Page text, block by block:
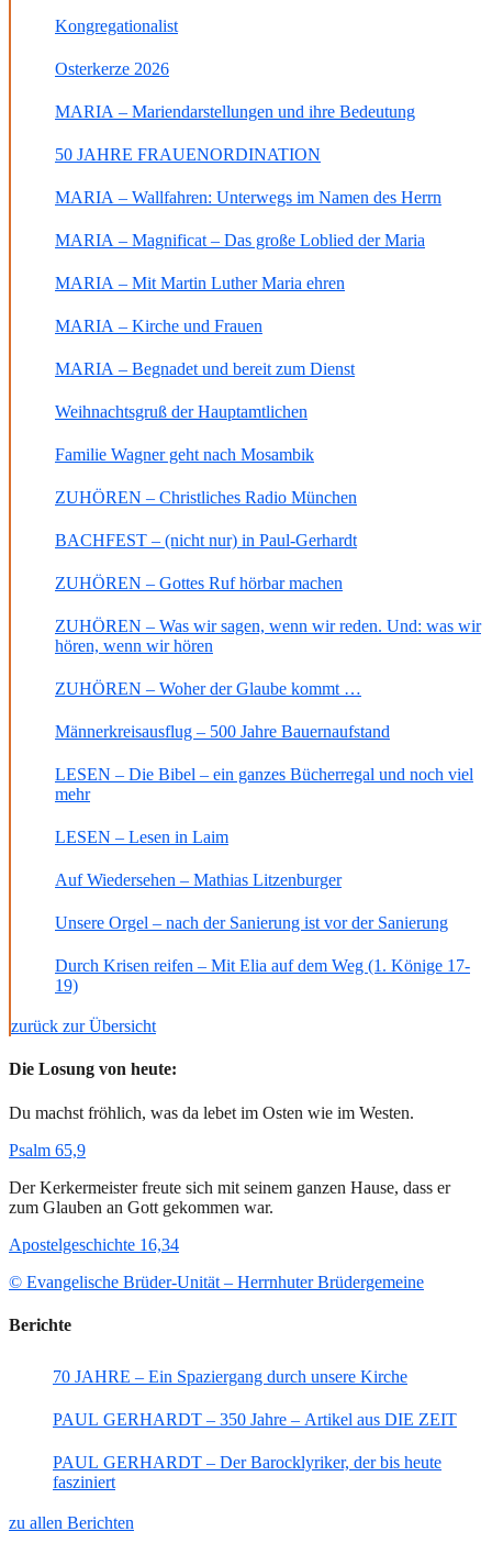
Kongregationalist
Osterkerze 2026
MARIA – Mariendarstellungen und ihre Bedeutung
50 JAHRE FRAUENORDINATION
MARIA – Wallfahren: Unterwegs im Namen des Herrn
MARIA – Magnificat – Das große Loblied der Maria
MARIA – Mit Martin Luther Maria ehren
MARIA – Kirche und Frauen
MARIA – Begnadet und bereit zum Dienst
Weihnachtsgruß der Hauptamtlichen
Familie Wagner geht nach Mosambik
ZUHÖREN – Christliches Radio München
BACHFEST – (nicht nur) in Paul-Gerhardt
ZUHÖREN – Gottes Ruf hörbar machen
ZUHÖREN – Was wir sagen, wenn wir reden. Und: was wir
hören, wenn wir hören
ZUHÖREN – Woher der Glaube kommt …
Männerkreisausflug – 500 Jahre Bauernaufstand
LESEN – Die Bibel – ein ganzes Bücherregal und noch viel
mehr
LESEN – Lesen in Laim
Auf Wiedersehen – Mathias Litzenburger
Unsere Orgel – nach der Sanierung ist vor der Sanierung
Durch Krisen reifen – Mit Elia auf dem Weg (1. Könige 17-
19)
zurück zur Übersicht
Die Losung von heute:
Du machst fröhlich, was da lebet im Osten wie im Westen.
Psalm 65,9
Der Kerkermeister freute sich mit seinem ganzen Hause, dass er
zum Glauben an Gott gekommen war.
Apostelgeschichte 16,34
© Evangelische Brüder-Unität – Herrnhuter Brüdergemeine
Berichte
70 JAHRE – Ein Spaziergang durch unsere Kirche
PAUL GERHARDT – 350 Jahre – Artikel aus DIE ZEIT
PAUL GERHARDT – Der Barocklyriker, der bis heute
fasziniert
zu allen Berichten